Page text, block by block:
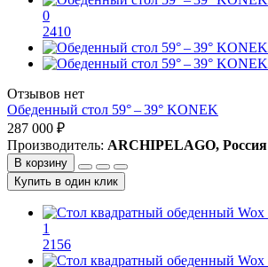
0
2410
Отзывов нет
Обеденный стол 59° – 39° KONEK
287 000 ₽
Производитель: ARCHIPELAGO, Россия
В корзину
Купить в один клик
1
2156